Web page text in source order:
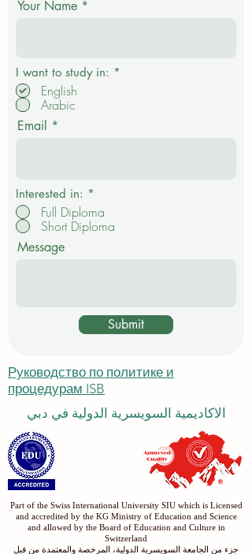
Your Name
I want to study in: *
English
Arabic
Email
Interested in: *
Full Diploma
Short Diploma
Message
Submit
Руководство по политике и
процедурам ISB
الاكاديمية السويسرية الدولية في دبي
Part of the Swiss International University SIU which is Licensed
and accredited by the KG Ministry of Education and Science
and allowed by the Board of Education and Culture in
Switzerland
جزء من الجامعة السويسرية الدولية، المرخصة والمعتمدة من قبل